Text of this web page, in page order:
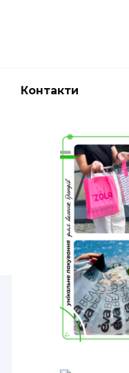
Контакти